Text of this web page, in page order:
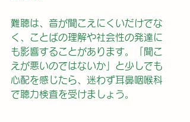
難聴は、音が聞こえにくいだけでな
く、ことばの理解や社会性の発達に
も影響することがあります。「聞こ
えが悪いのではないか」と少しでも
心配を感じたら、迷わず耳鼻咽喉科
で聴力検査を受けましょう。